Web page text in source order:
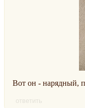
Вот он - нарядный,
ответить